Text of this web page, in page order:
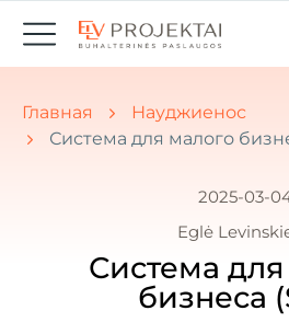
Вы здесь:
Главная
Науджиенос
Система для малого
2025-03-
Eglė
Система
бизнеса